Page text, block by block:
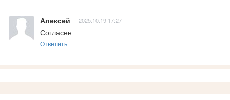
Алексей 2025.10.19 17:27
Согласен
Ответить